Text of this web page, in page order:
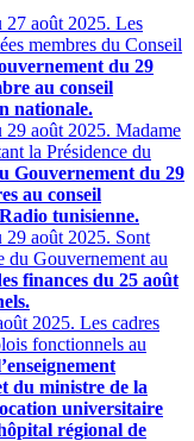
27 août 2025. Les
membres du Conseil
du 29
au conseil
nationale.
29 août 2025. Madame
la Présidence du
Gouvernement du 29
au conseil
tunisienne.
29 août 2025. Sont
du Gouvernement au
finances du 25 août
2025. Les cadres
fonctionnels ‎au
du ministre de la
universitaire
régional de